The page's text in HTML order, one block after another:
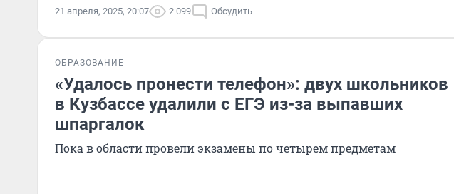
21 апреля, 2025, 20:07 2 099 Обсудить
ОБРАЗОВАНИЕ
«Удалось пронести телефон»: двух школьников
в Кузбассе удалили с ЕГЭ из-за выпавших
шпаргалок
Пока в области провели экзамены по четырем предметам